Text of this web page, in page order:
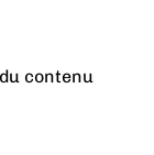
contenu